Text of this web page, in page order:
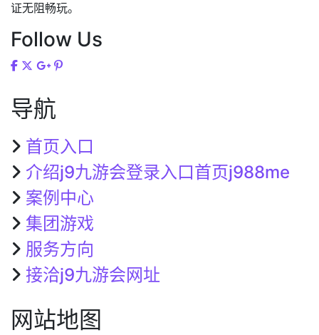
证无阻畅玩。
Follow Us
导航
首页入口
介绍j9九游会登录入口首页j988me
案例中心
集团游戏
服务方向
接洽j9九游会网址
网站地图